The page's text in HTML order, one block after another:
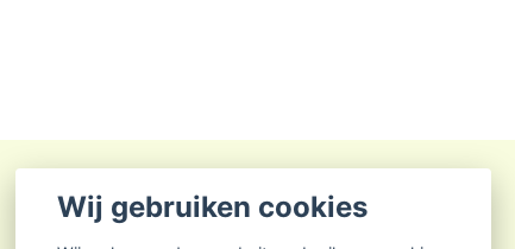
Wij gebruiken cookies